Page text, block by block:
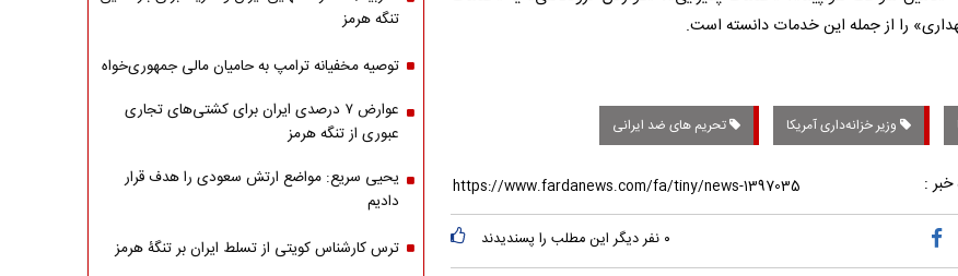
را از جمله این خدمات دانسته است.
وزیر خزانه‌داری آمریکا تحریم های ضد ایرانی
خبر :
۰ نفر دیگر این مطلب را پسندیدند
تنگه هرمز
توصیه مخفیانه ترامپ به حامیان مالی جمهوری‌خواه
عوارض ۷ درصدی ایران برای کشتی‌های تجاری
عبوری از تنگه هرمز
یحیی سریع: مواضع ارتش سعودی را هدف قرار
دادیم
ترس کارشناس کویتی از تسلط ایران بر تنگۀ هرمز